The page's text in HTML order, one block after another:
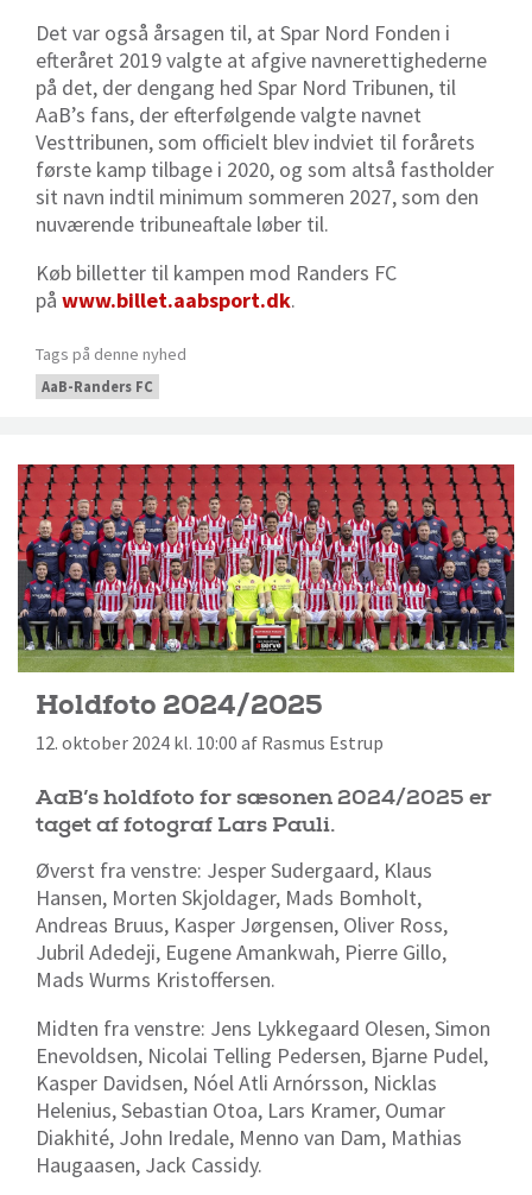
Det var også årsagen til, at Spar Nord Fonden i
efteråret 2019 valgte at afgive navnerettighederne
på det, der dengang hed Spar Nord Tribunen, til
AaB’s fans, der efterfølgende valgte navnet
Vesttribunen, som officielt blev indviet til forårets
første kamp tilbage i 2020, og som altså fastholder
sit navn indtil minimum sommeren 2027, som den
nuværende tribuneaftale løber til.
Køb billetter til kampen mod Randers FC
på www.billet.aabsport.dk.
Tags på denne nyhed
AaB-Randers FC
Holdfoto 2024/2025
12. oktober 2024 kl. 10:00 af Rasmus Estrup
AaB’s holdfoto for sæsonen 2024/2025 er
taget af fotograf Lars Pauli.
Øverst fra venstre: Jesper Sudergaard, Klaus
Hansen, Morten Skjoldager, Mads Bomholt,
Andreas Bruus, Kasper Jørgensen, Oliver Ross,
Jubril Adedeji, Eugene Amankwah, Pierre Gillo,
Mads Wurms Kristoffersen.
Midten fra venstre: Jens Lykkegaard Olesen, Simon
Enevoldsen, Nicolai Telling Pedersen, Bjarne Pudel,
Kasper Davidsen, Nóel Atli Arnórsson, Nicklas
Helenius, Sebastian Otoa, Lars Kramer, Oumar
Diakhité, John Iredale, Menno van Dam, Mathias
Haugaasen, Jack Cassidy.